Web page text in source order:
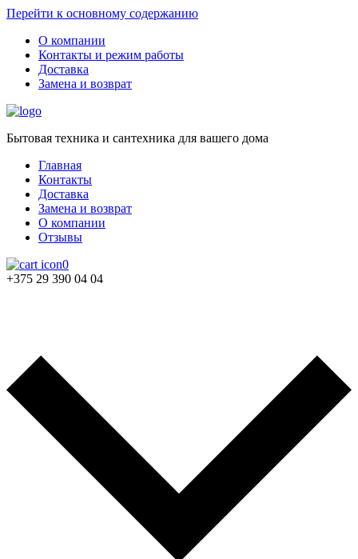
Перейти к основному содержанию
О компании
Контакты и режим работы
Доставка
Замена и возврат
Бытовая техника и сантехника для вашего дома
Главная
Контакты
Доставка
Замена и возврат
О компании
Отзывы
0
+375 29 390 04 04